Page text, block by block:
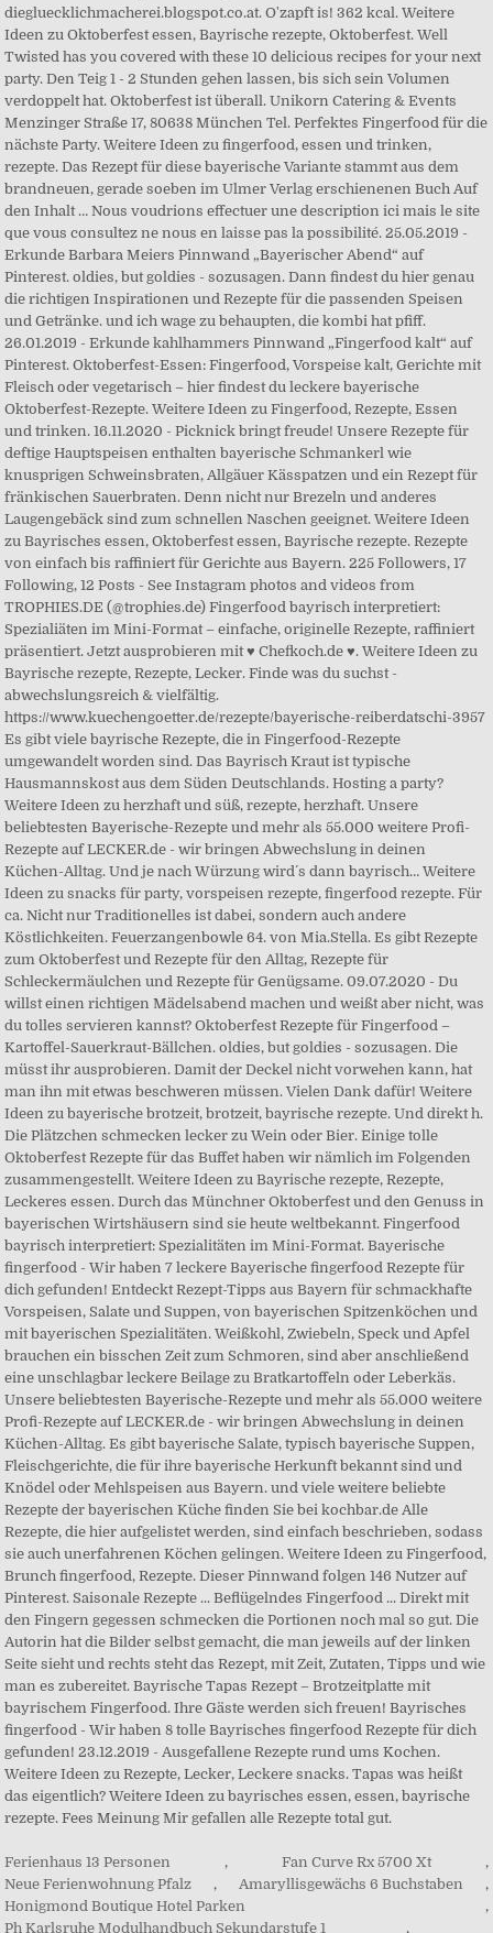
Ferienhaus 13 Personen , Fan Curve Rx 5700 Xt
,
Neue Ferienwohnung Pfalz
, Amaryllisgewächs 6 Buchstaben
,
Honigmond Boutique Hotel Parken
,
Ph Karlsruhe Modulhandbuch Sekundarstufe 1
,